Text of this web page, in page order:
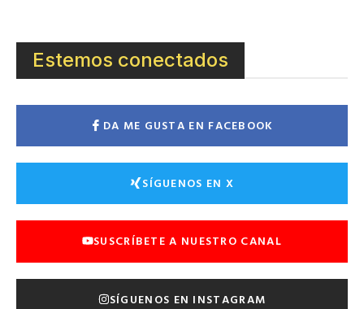
Estemos conectados
DA ME GUSTA EN FACEBOOK
SÍGUENOS EN X
SUSCRÍBETE A NUESTRO CANAL
SÍGUENOS EN INSTAGRAM